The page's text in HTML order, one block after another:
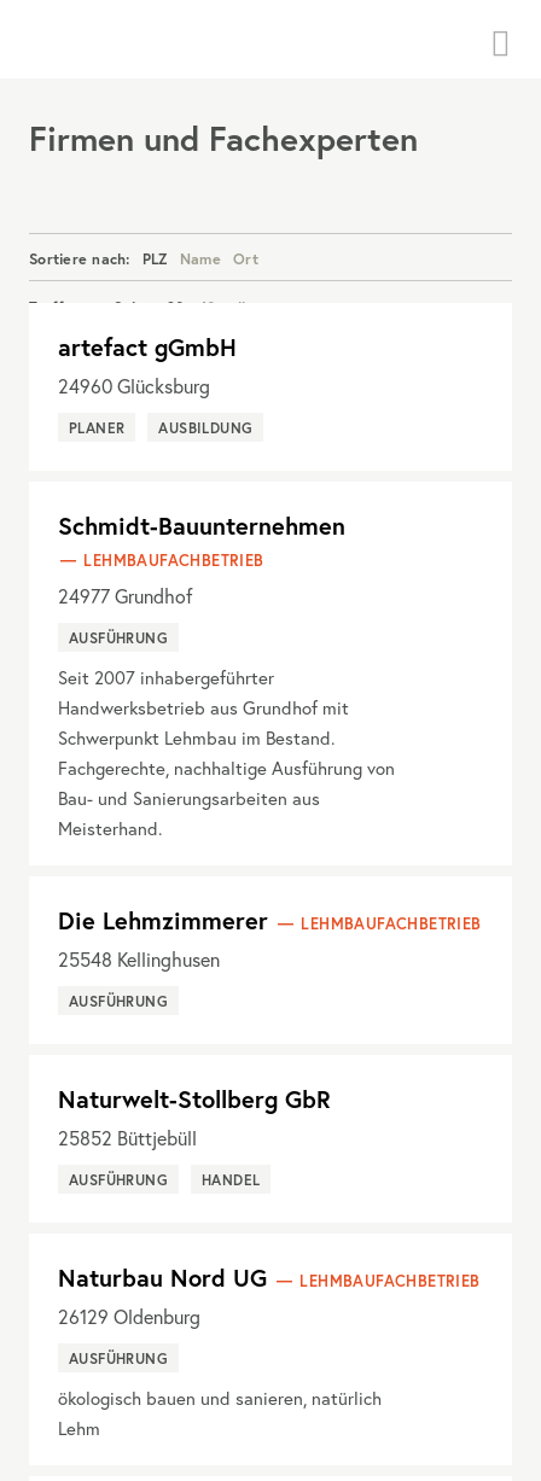
Firmen und Fachexperten
Sortiere nach: PLZ Name Ort
Treffer pro Seite: 20 40 alle
Details anzeigen
artefact gGmbH
24960Glücksburg
PLANER AUSBILDUNG
Schmidt-Bauunternehmen
LEHMBAUFACHBETRIEB
24977Grundhof
AUSFÜHRUNG
Seit 2007 inhabergeführter
Handwerksbetrieb aus Grundhof mit
Schwerpunkt Lehmbau im Bestand.
Fachgerechte, nachhaltige Ausführung von
Bau- und Sanierungsarbeiten aus
Meisterhand.
Die Lehmzimmerer LEHMBAUFACHBETRIEB
25548 Kellinghusen
AUSFÜHRUNG
Naturwelt-Stollberg GbR
25852 Büttjebüll
AUSFÜHRUNG HANDEL
Naturbau Nord UG LEHMBAUFACHBETRIEB
26129 Oldenburg
AUSFÜHRUNG
ökologisch bauen und sanieren, natürlich
Lehm